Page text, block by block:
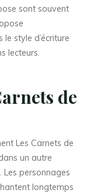
sont souvent
le style d’écriture
lecteurs.
de
Les Carnets de
un autre
Les personnages
longtemps